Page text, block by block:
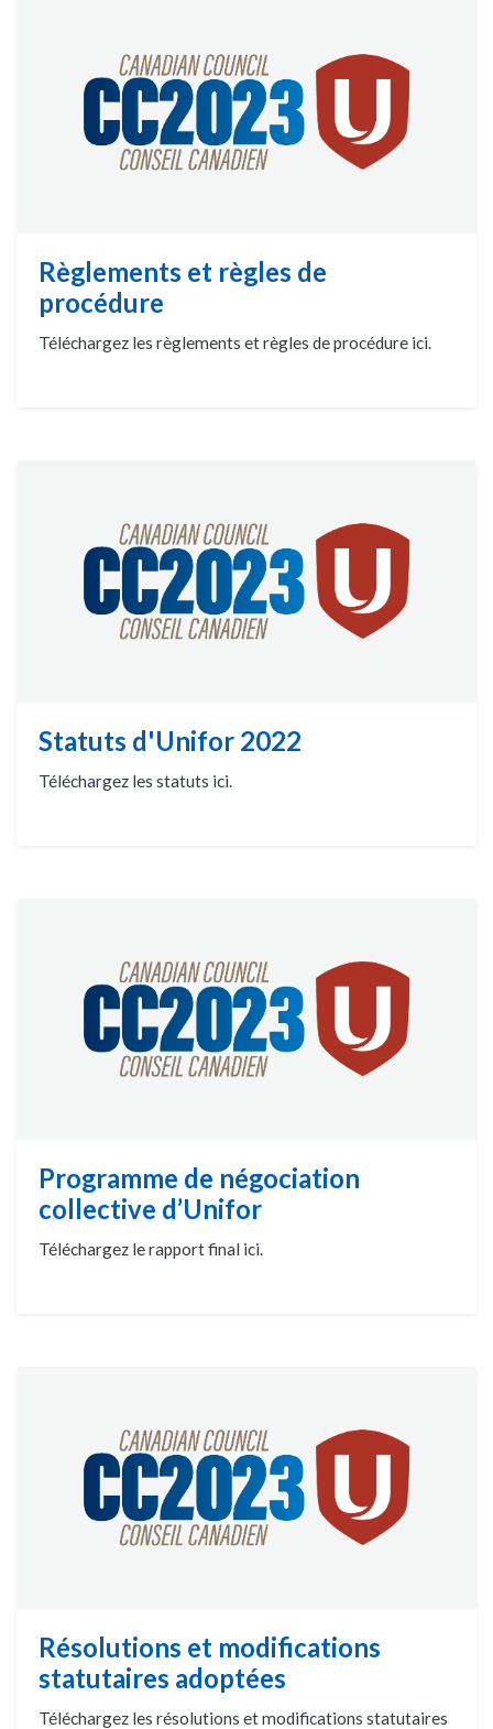
Règlements et règles de
procédure
Téléchargez les règlements et règles de procédure ici.
Statuts d'Unifor 2022
Téléchargez les statuts ici.
Programme de négociation
collective d’Unifor
Téléchargez le rapport final ici.
Résolutions et modifications
statutaires adoptées
Téléchargez les résolutions et modifications statutaires